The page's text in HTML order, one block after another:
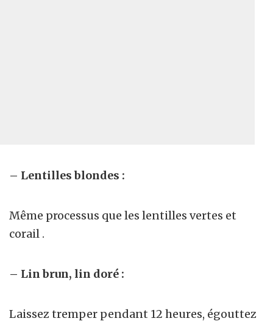
– Lentilles blondes :
Même processus que les lentilles vertes et
corail .
– Lin brun, lin doré :
Laissez tremper pendant 12 heures, égouttez